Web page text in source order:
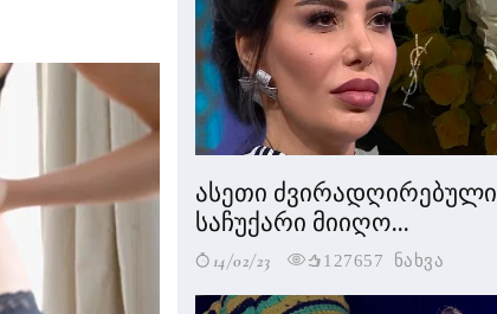
ასეთი ძვირადღირებული
საჩუქარი მიიღო...
14/02/23 127657 ნახვა